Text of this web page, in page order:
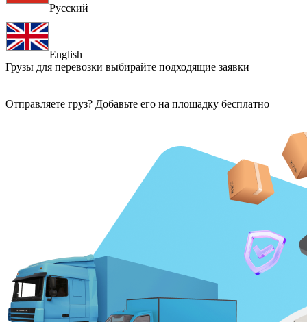
Русский
English
Грузы для перевозки выбирайте подходящие заявки
Отправляете груз? Добавьте его на площадку бесплатно